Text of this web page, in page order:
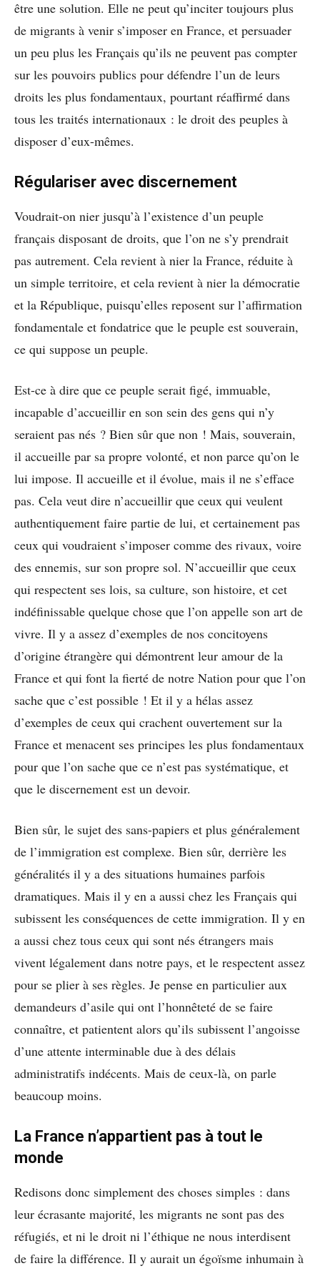
être une solution. Elle ne peut qu’inciter toujours plus
de migrants à venir s’imposer en France, et persuader
un peu plus les Français qu’ils ne peuvent pas compter
sur les pouvoirs publics pour défendre l’un de leurs
droits les plus fondamentaux, pourtant réaffirmé dans
tous les traités internationaux : le droit des peuples à
disposer d’eux-mêmes.
Régulariser avec discernement
Voudrait-on nier jusqu’à l’existence d’un peuple
français disposant de droits, que l’on ne s’y prendrait
pas autrement. Cela revient à nier la France, réduite à
un simple territoire, et cela revient à nier la démocratie
et la République, puisqu’elles reposent sur l’affirmation
fondamentale et fondatrice que le peuple est souverain,
ce qui suppose un peuple.
Est-ce à dire que ce peuple serait figé, immuable,
incapable d’accueillir en son sein des gens qui n’y
seraient pas nés ? Bien sûr que non ! Mais, souverain,
il accueille par sa propre volonté, et non parce qu’on le
lui impose. Il accueille et il évolue, mais il ne s’efface
pas. Cela veut dire n’accueillir que ceux qui veulent
authentiquement faire partie de lui, et certainement pas
ceux qui voudraient s’imposer comme des rivaux, voire
des ennemis, sur son propre sol. N’accueillir que ceux
qui respectent ses lois, sa culture, son histoire, et cet
indéfinissable quelque chose que l’on appelle son art de
vivre. Il y a assez d’exemples de nos concitoyens
d’origine étrangère qui démontrent leur amour de la
France et qui font la fierté de notre Nation pour que l’on
sache que c’est possible ! Et il y a hélas assez
d’exemples de ceux qui crachent ouvertement sur la
France et menacent ses principes les plus fondamentaux
pour que l’on sache que ce n’est pas systématique, et
que le discernement est un devoir.
Bien sûr, le sujet des sans-papiers et plus généralement
de l’immigration est complexe. Bien sûr, derrière les
généralités il y a des situations humaines parfois
dramatiques. Mais il y en a aussi chez les Français qui
subissent les conséquences de cette immigration. Il y en
a aussi chez tous ceux qui sont nés étrangers mais
vivent légalement dans notre pays, et le respectent assez
pour se plier à ses règles. Je pense en particulier aux
demandeurs d’asile qui ont l’honnêteté de se faire
connaître, et patientent alors qu’ils subissent l’angoisse
d’une attente interminable due à des délais
administratifs indécents. Mais de ceux-là, on parle
beaucoup moins.
La France n’appartient pas à tout le
monde
Redisons donc simplement des choses simples : dans
leur écrasante majorité, les migrants ne sont pas des
réfugiés, et ni le droit ni l’éthique ne nous interdisent
de faire la différence. Il y aurait un égoïsme inhumain à